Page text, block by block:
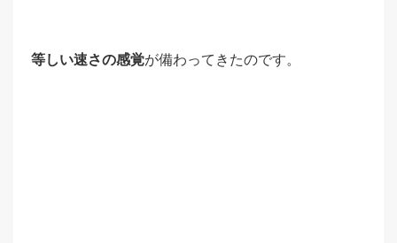
等しい速さの感覚が備わってきたのです。